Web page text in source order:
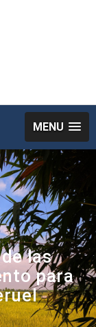
MENU
las
para